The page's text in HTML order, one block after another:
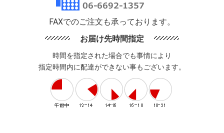
FAXでのご注文も承っております。
お届け先時間指定
時間を指定された場合でも事情により
指定時間内に配達ができない事もございます。